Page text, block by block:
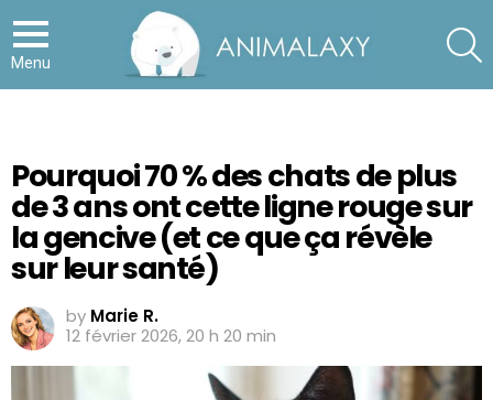
Menu
Pourquoi 70 % des chats de plus
de 3 ans ont cette ligne rouge sur
la gencive (et ce que ça révèle
sur leur santé)
by Marie R.
12 février 2026, 20 h 20 min